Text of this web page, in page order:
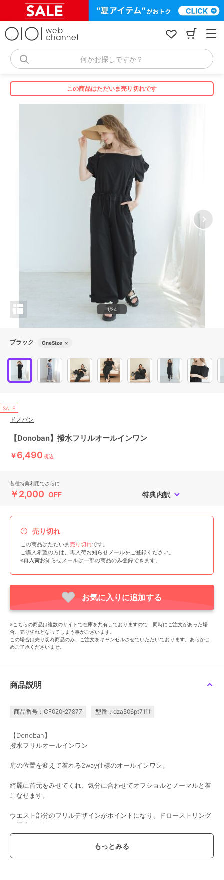
何かお探しですか？
この商品はただいま売り切れです
1/24
ブラック OneSize ×
SALE
ドノバン
【Donoban】撥水フリルオールインワン
￥6,490 税込
各種特典利用でさらに
￥2,000 OFF 特典内訳
売り切れ
この商品はただいま売り切れです。
ご購入希望の方は、再入荷お知らせメールをご登録ください。
※再入荷お知らせメールは一部の商品のみ登録できます。
お気に入りに追加する
※こちらの商品は複数のサイトで在庫を共有しておりますので、同時にご注文があった場
合、売り切れとなってしまう事がございます。
この場合は売り切れ商品のみ、ご注文をキャンセルさせていただいております。あらかじ
めご了承くださいませ。
商品説明
商品番号：CF020-27877 型番：dza506pt7111
【Donoban】
撥水フリルオールインワン
肩の位置を変えて着れる2way仕様のオールインワン。
綺麗に首元をみせてくれ、気分に合わせてオフショルとノーマルと着
こなせます。
ウエスト部分のフリルデザインがポイントになり、ドローストリング
で調節も可能。
可愛く体型カバーしてくれます。